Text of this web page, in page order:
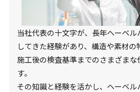
当社代表の十文字が、長年ヘーベ
してきた経験があり、構造や素材の
施工後の検査基準までのさまざまな
す。
その知識と経験を活かし、ヘーベ